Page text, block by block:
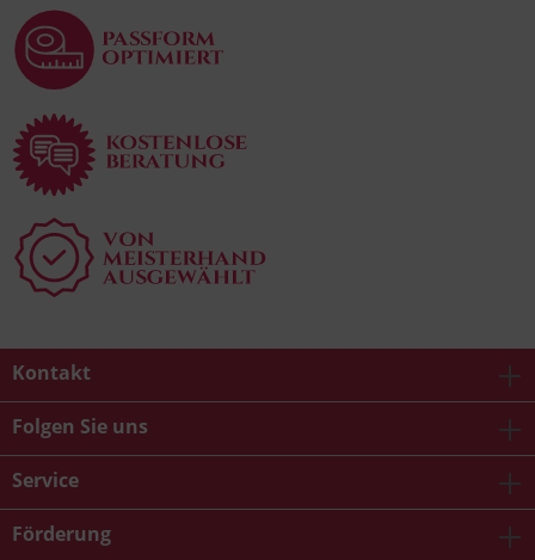
Kontakt
Folgen Sie uns
Service
Förderung